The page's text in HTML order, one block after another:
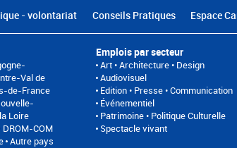
- volontariat Conseils Pratiques Espace
Val de
de-France
Loire
DROM-COM
Autre pays
Emplois par secteur
Art • Architecture • Design
Audiovisuel
Edition • Presse • Communication
Événementiel
Patrimoine • Politique Culturelle
Spectacle vivant